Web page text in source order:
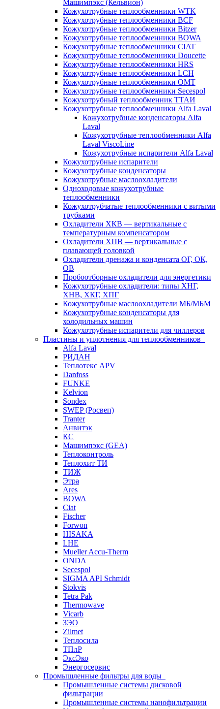
Машимпэкс (Кельвион)
Кожухотрубные теплообменники WTK
Кожухотрубные теплообменники BCF
Кожухотрубные теплообменники Bitzer
Кожухотрубные теплообменники BOWA
Кожухотрубные теплообменники CIAT
Кожухотрубные теплообменники Doucette
Кожухотрубные теплообменники HRS
Кожухотрубные теплообменники LCH
Кожухотрубные теплообменники OMT
Кожухотрубные теплообменники Secespol
Кожухотрубный теплообменник ТТАИ
Кожухотрубные теплообменники Alfa Laval
Кожухотрубные конденсаторы Alfa
Laval
Кожухотрубные теплообменники Alfa
Laval ViscoLine
Кожухотрубные испарители Alfa Laval
Кожухотрубные испарители
Кожухотрубные конденсаторы
Кожухотрубные маслоохладители
Одноходовые кожухотрубные
теплообменники
Кожухотрубчатые теплообменники с витыми
трубками
Охладители ХКВ — вертикальные с
температурным компенсатором
Охладители ХПВ — вертикальные с
плавающей головкой
Охладители дренажа и конденсата ОГ, ОК,
ОВ
Пробоотборные охладители для энергетики
Кожухотрубные охладители: типы ХНГ,
ХНВ, ХКГ, ХПГ
Кожухотрубные маслоохладители МБ/МБМ
Кожухотрубные конденсаторы для
холодильных машин
Кожухотрубные испарители для чиллеров
Пластины и уплотнения для теплообменников
Alfa Laval
РИДАН
Теплотекс APV
Danfoss
FUNKE
Kelvion
Sondex
SWEP (Росвеп)
Tranter
Анвитэк
КС
Машимпэкс (GEA)
Теплоконтроль
Теплохит ТИ
ТИЖ
Этра
Ares
BOWA
Ciat
Fischer
Forwon
HISAKA
LHE
Mueller Accu-Therm
ONDA
Secespol
SIGMA API Schmidt
Stokvis
Tetra Pak
Thermowave
Vicarb
ЗЭО
Zilmet
Теплосила
ТПлР
ЭксЭко
Энергосервис
Промышленные фильтры для воды
Промышленные системы дисковой
фильтрации
Промышленные системы нанофильтрации